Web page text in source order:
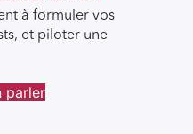
à formuler vos
et piloter une
parler